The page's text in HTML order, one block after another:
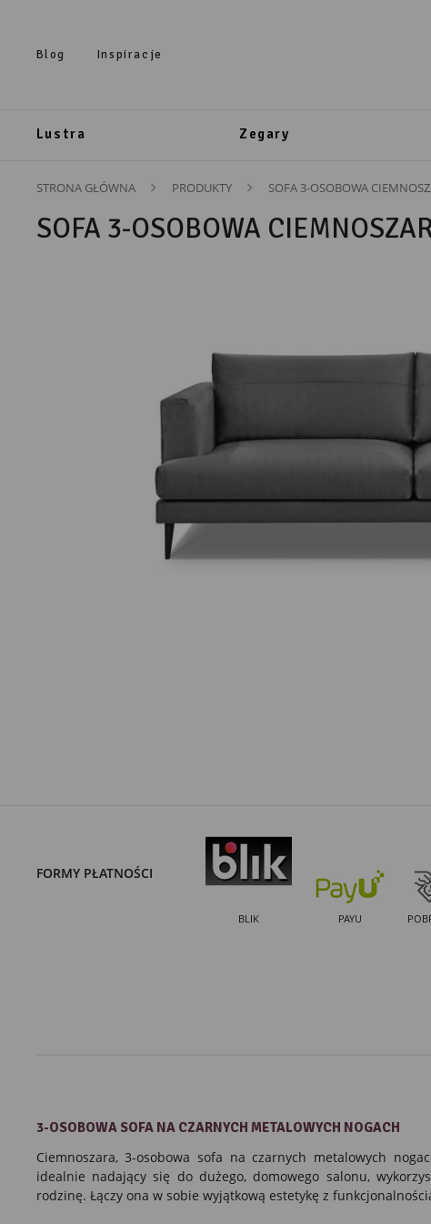
Blog Inspiracje
Lustra Zegary
STRONA GŁÓWNA PRODUKTY SOFA 3-OSOBOWA
SOFA 3-OSOBOWA
FORMY PŁATNOŚCI
BLIK PAYU
3-OSOBOWA SOFANA CZARNYCH METALOWYCH NOGACH
Ciemnoszara,3-osobowa sofa na czarnych metalowych
idealnie nadający się do dużego, domowego salonu,
rodzinę. Łączy ona w sobie wyjątkową estetykę z